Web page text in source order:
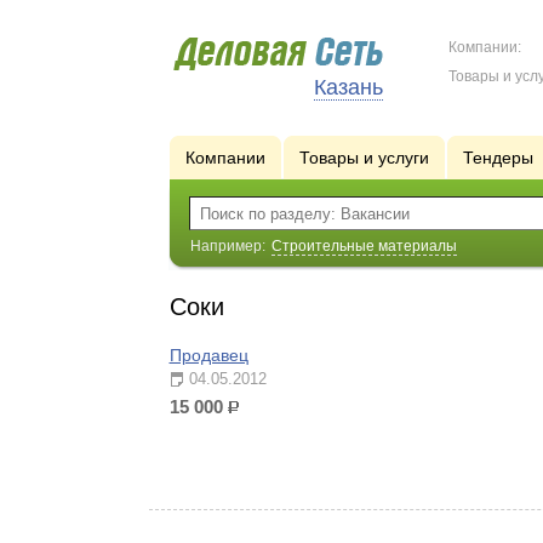
Казань
Компании:
Товары и
Компании Товары и услуги Тендеры
Например: Строительные материалы
Соки
Продавец
04.05.2012
15 000 р.